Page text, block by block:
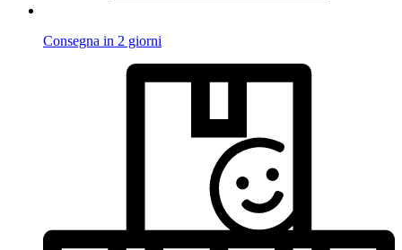
Consegna in 2 giorni